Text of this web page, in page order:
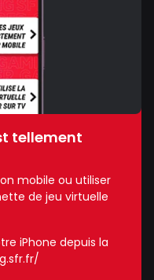
tellement
mobile ou utiliser
de jeu virtuelle
iPhone depuis la